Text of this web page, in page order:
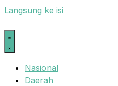
Langsung ke isi
Nasional
Daerah